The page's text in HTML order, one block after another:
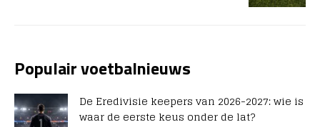
Populair voetbalnieuws
De Eredivisie keepers van 2026-2027: wie is
waar de eerste keus onder de lat?